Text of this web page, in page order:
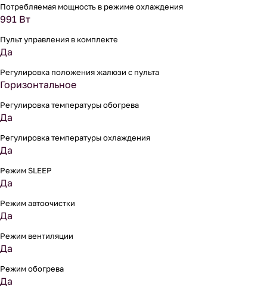
Потребляемая мощность в режиме охлаждения
991 Вт
Пульт управления в комплекте
Да
Регулировка положения жалюзи с пульта
Горизонтальное
Регулировка температуры обогрева
Да
Регулировка температуры охлаждения
Да
Режим SLEEP
Да
Режим автоочистки
Да
Режим вентиляции
Да
Режим обогрева
Да